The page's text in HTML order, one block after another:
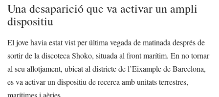
Una desaparició que va activar un ampli
dispositiu
El jove havia estat vist per última vegada de matinada després de
sortir de la discoteca Shoko, situada al front marítim. En no tornar
al seu allotjament, ubicat al districte de l’Eixample de Barcelona,
es va activar un dispositiu de recerca amb unitats terrestres,
marítimes i aèries.